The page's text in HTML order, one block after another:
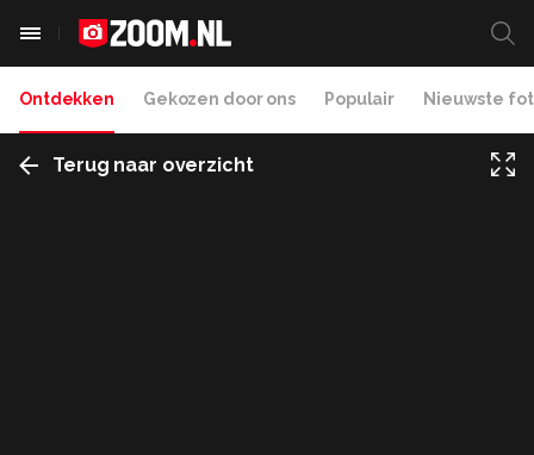
Ontdekken Gekozen door ons Populair Nieuwste
Terug naar overzicht